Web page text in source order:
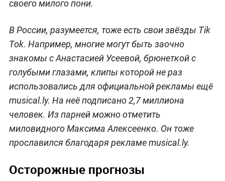
своего милого пони.
В России, разумеется, тоже есть свои звёзды Tik
Tok. Например, многие могут быть заочно
знакомы с Анастасией Усеевой, брюнеткой с
голубыми глазами, клипы которой не раз
использовались для официальной рекламы ещё
musical.ly. На неё подписано 2,7 миллиона
человек. Из парней можно отметить
миловидного Максима Алексеенко. Он тоже
прославился благодаря рекламе musical.ly.
Осторожные прогнозы